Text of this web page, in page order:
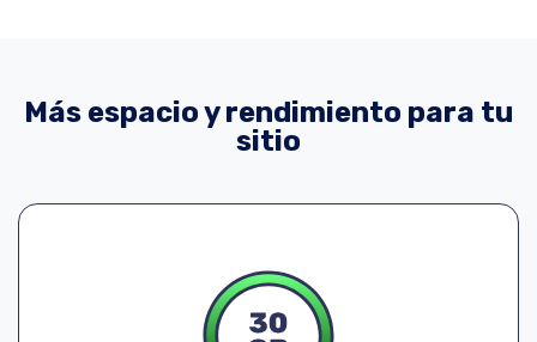
Más espacio y rendimiento para tu
sitio